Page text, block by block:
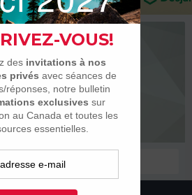
jason182
Membres